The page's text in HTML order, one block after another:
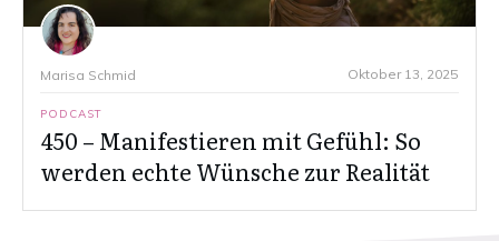
Marisa Schmid Oktober 13, 2025
PODCAST
450 – Manifestieren mit Gefühl: So
werden echte Wünsche zur Realität